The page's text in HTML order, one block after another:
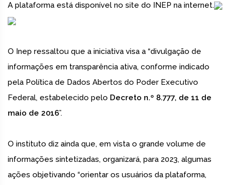
A plataforma está disponível no site do INEP na internet.
O Inep ressaltou que a iniciativa visa a “divulgação de
informações em transparência ativa, conforme indicado
pela Política de Dados Abertos do Poder Executivo
Federal, estabelecido pelo Decreto n.º 8.777, de 11 de
maio de 2016”.
O instituto diz ainda que, em vista o grande volume de
informações sintetizadas, organizará, para 2023, algumas
ações objetivando “orientar os usuários da plataforma,